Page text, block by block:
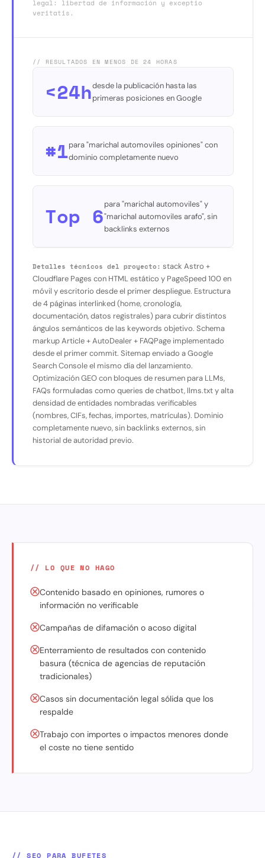
legal: libertad de información y exceptio
veritatis.
// RESULTADOS EN MENOS DE 24 HORAS
<24hdesde la publicación hasta las
primeras posiciones en Google
#1para "marichal automoviles opiniones" con
dominio completamente nuevo
Top 6para "marichal automoviles" y
"marichal automoviles arafo", sin
backlinks externos
Detalles técnicos del proyecto: stack Astro +
Cloudflare Pages con HTML estático y PageSpeed 100 en
móvil y escritorio desde el primer despliegue. Estructura
de 4 páginas interlinked (home, cronología,
documentación, datos registrales) para cubrir distintos
ángulos semánticos de las keywords objetivo. Schema
markup Article + AutoDealer + FAQPage implementado
desde el primer commit. Sitemap enviado a Google
Search Console el mismo día del lanzamiento.
Optimización GEO con bloques de resumen para LLMs,
FAQs formuladas como queries de chatbot, llms.txt y alta
densidad de entidades nombradas verificables
(nombres, CIFs, fechas, importes, matrículas). Dominio
completamente nuevo, sin backlinks externos, sin
historial de autoridad previo.
// LO QUE NO HAGO
Contenido basado en opiniones, rumores o
información no verificable
Campañas de difamación o acoso digital
Enterramiento de resultados con contenido
basura (técnica de agencias de reputación
tradicionales)
Casos sin documentación legal sólida que los
respalde
Trabajo con importes o impactos menores donde
el coste no tiene sentido
// SEO PARA BUFETES